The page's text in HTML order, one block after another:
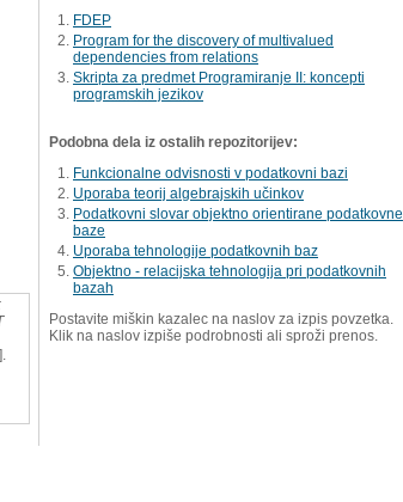
FDEP
Program for the discovery of multivalued
dependencies from relations
Skripta za predmet Programiranje II: koncepti
programskih jezikov
Podobna dela iz ostalih repozitorijev:
Funkcionalne odvisnosti v podatkovni bazi
Uporaba teorij algebrajskih učinkov
Podatkovni slovar objektno orientirane podatkovne
baze
Uporaba tehnologije podatkovnih baz
Objektno - relacijska tehnologija pri podatkovnih
bazah
Postavite miškin kazalec na naslov za izpis povzetka.
Klik na naslov izpiše podrobnosti ali sproži prenos.